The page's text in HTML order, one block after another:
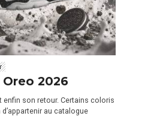
2026
enfin son retour. Certains coloris
au catalogue